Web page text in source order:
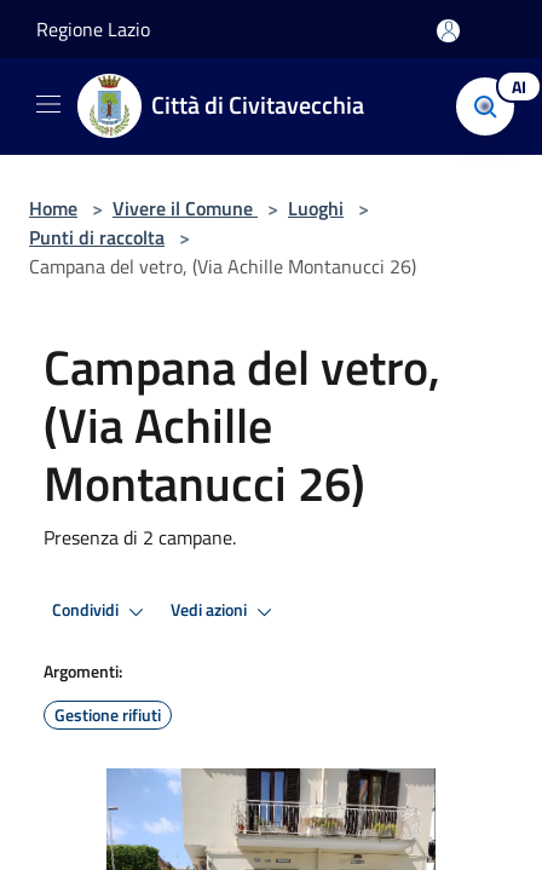
Regione Lazio
Città di Civitavecchia AI
Home > Vivere il Comune > Luoghi >
Punti di raccolta >
Campana del vetro, (Via Achille Montanucci 26)
Campana del vetro,
(Via Achille
Montanucci 26)
Presenza di 2 campane.
Condividi Vedi azioni
Argomenti:
Gestione rifiuti